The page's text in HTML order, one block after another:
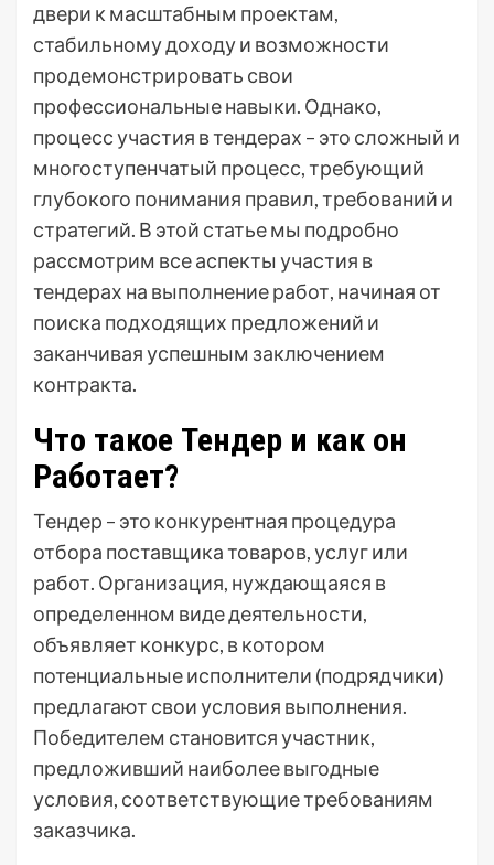
двери к масштабным проектам,
стабильному доходу и возможности
продемонстрировать свои
профессиональные навыки. Однако,
процесс участия в тендерах – это сложный и
многоступенчатый процесс, требующий
глубокого понимания правил, требований и
стратегий. В этой статье мы подробно
рассмотрим все аспекты участия в
тендерах на выполнение работ, начиная от
поиска подходящих предложений и
заканчивая успешным заключением
контракта.
Что такое Тендер и как он
Работает?
Тендер – это конкурентная процедура
отбора поставщика товаров, услуг или
работ. Организация, нуждающаяся в
определенном виде деятельности,
объявляет конкурс, в котором
потенциальные исполнители (подрядчики)
предлагают свои условия выполнения.
Победителем становится участник,
предложивший наиболее выгодные
условия, соответствующие требованиям
заказчика.